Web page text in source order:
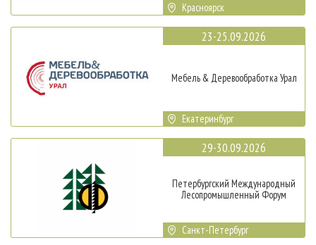
Красноярск
23-25.09.2026
Мебель & Деревообработка Урал
Екатеринбург
29-30.09.2026
Петербургский Международный
Лесопромышленный Форум
Санкт-Петербург